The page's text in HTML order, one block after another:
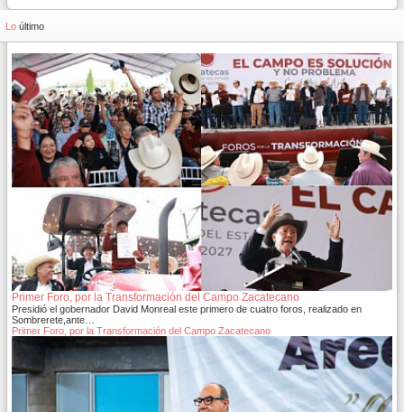
Lo último
Primer Foro, por la Transformación del Campo Zacatecano
Presidió el gobernador David Monreal este primero de cuatro foros, realizado en
Sombrerete,ante…
Primer Foro, por la Transformación del Campo Zacatecano